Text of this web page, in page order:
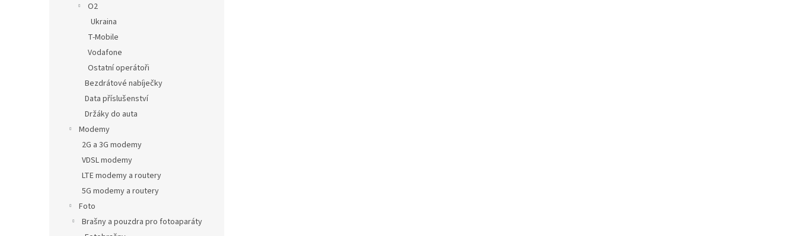
O2
Ukraina
T-Mobile
Vodafone
Ostatní operátoři
Bezdrátové nabíječky
Data příslušenství
Držáky do auta
Modemy
2G a 3G modemy
VDSL modemy
LTE modemy a routery
5G modemy a routery
Foto
Brašny a pouzdra pro fotoaparáty